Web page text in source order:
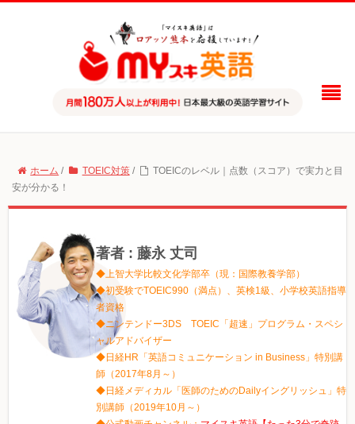
ホーム / TOEIC対策 /
TOEICのレベル｜点数（スコア）で実力と目
安が分かる！
著者 : 藤永 丈司
◆上智大学比較文化学部卒（現：国際教養学部）
◆初受験でTOEIC990（満点）、英検1級、小学校英語指導
者資格
◆ニンテンドー3DS TOEIC「超速」プログラム・スペシ
ャルアドバイザー
◆日経HR「英語コミュニケーション in Business」特別講
師（2017年8月～）
◆日経メディカル「医師のためのDailyイングリッシュ」特
別講師（2019年10月～）